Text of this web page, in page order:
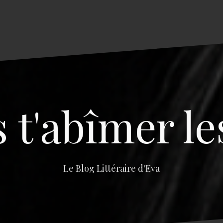
t'abîmer
Le Blog Littéraire d'Eva